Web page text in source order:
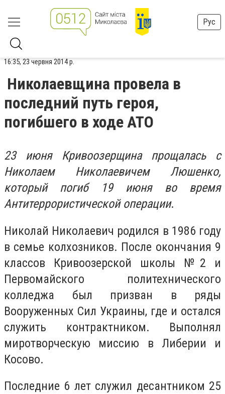
Рус
16:35, 23 червня 2014 р.
Николаевщина провела в
последний путь героя,
погибшего в ходе АТО
23 июня Кривоозерщина прощалась с
Николаем Николаевичем Люшенко,
который погиб 19 июня во время
Антитеррористической операции.
Николай Николаевич родился в 1986 году
в семье колхозников. После окончания 9
классов Кривоозерской школы №2 и
Первомайского политехнического
колледжа был призван в ряды
Вооруженных Сил Украины, где и остался
служить контрактником. Выполнял
миротворческую миссию в Либерии и
Косово.
Последние 6 лет служил десантником 25